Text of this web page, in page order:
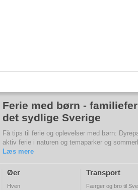
Ferie med børn -
det sydlige Sverige
Få tips til ferie og oplevelser med børn:
aktiv ferie i naturen og temaparker og
Læs mere
Øer
Hven
Transport
Færger og bro til